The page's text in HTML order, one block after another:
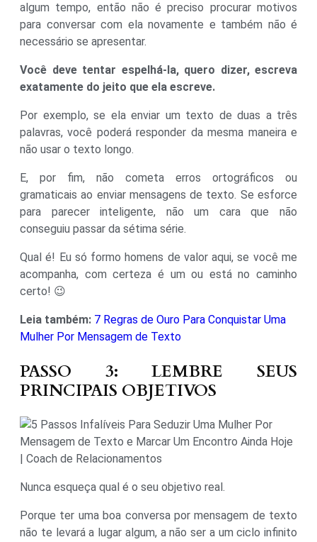
algum tempo, então não é preciso procurar motivos
para conversar com ela novamente e também não é
necessário se apresentar.
Você deve tentar espelhá-la, quero dizer, escreva
exatamente do jeito que ela escreve.
Por exemplo, se ela enviar um texto de duas a três
palavras, você poderá responder da mesma maneira e
não usar o texto longo.
E, por fim, não cometa erros ortográficos ou
gramaticais ao enviar mensagens de texto. Se esforce
para parecer inteligente, não um cara que não
conseguiu passar da sétima série.
Qual é! Eu só formo homens de valor aqui, se você me
acompanha, com certeza é um ou está no caminho
certo! 😉
Leia também: 7 Regras de Ouro Para Conquistar Uma
Mulher Por Mensagem de Texto
PASSO 3: LEMBRE SEUS
PRINCIPAIS OBJETIVOS
Nunca esqueça qual é o seu objetivo real.
Porque ter uma boa conversa por mensagem de texto
não te levará a lugar algum, a não ser a um ciclo infinito